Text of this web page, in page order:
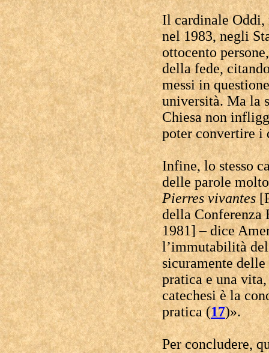
Il cardinale Oddi,
nel 1983, negli
ottocento
della fede,
messi in
università. Ma la
Chiesa non
poter convertire i
Infine, lo stesso
delle parole
Pierres vivantes
della Conferenza
1981] – dice
l’immutabilità
sicuramente
pratica e una
catechesi è la
pratica (17)».
Per concludere,